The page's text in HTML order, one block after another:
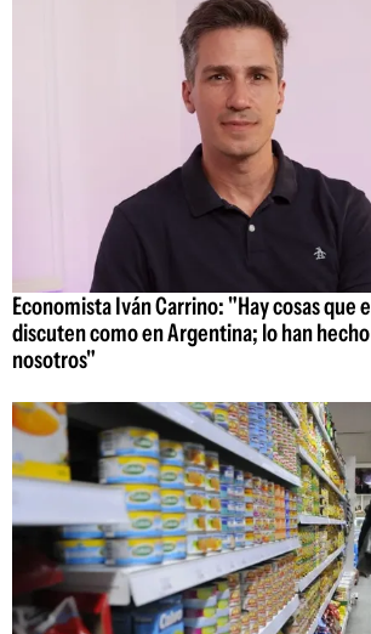
Economista Iván Carrino: "Hay cosas que
discuten como en Argentina; lo han
nosotros"